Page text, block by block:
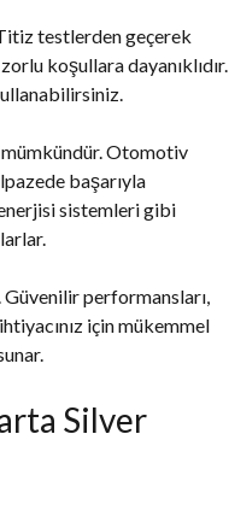
Titiz testlerden geçerek
koşullara dayanıklıdır.
Otomotiv
başarıyla
sistemleri gibi
performansları,
için mükemmel
Silver